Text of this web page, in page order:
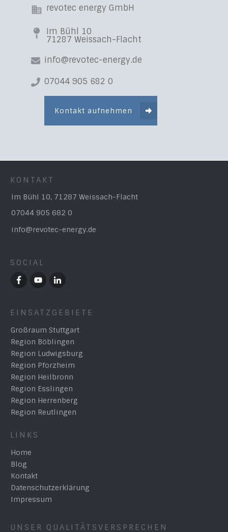
revotec energy GmbH
Im Bühl 10
71287 Weissach-Flacht
info@revotec-energy.de
07044 905 682 0
Kontakt aufnehmen
KONTAKT
Im Bühl 10, 71287 Weissach-Flacht
07044 905 682 0
info@revotec-energy.de
SOCIAL
EINSATZGEBIETE
Großraum Stuttgart
Region Böblingen
Region Ludwigsburg
Region Pforzheim
Region Heilbronn
Region Esslingen
Region Herrenberg
Region Reutlingen
LINKS
Home
Blog
Kontakt
Datenschutzerklärung
Impressum
UNSER QUALITÄTSVERSPRECHEN